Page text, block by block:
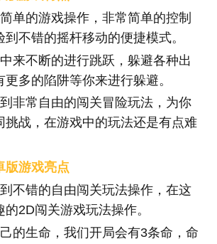
单的游戏操作，非常简单的控制
不错的摇杆移动的便捷模式。
来不断的进行跳跃，躲避各种出
多的陷阱等你来进行躲避。
非常自由的闯关冒险玩法，为你
挑战，在游戏中的玩法还是有点难
版游戏亮点
不错的自由闯关玩法操作，在这
2D闯关游戏玩法操作。
的生命，我们开局会有3条命，命